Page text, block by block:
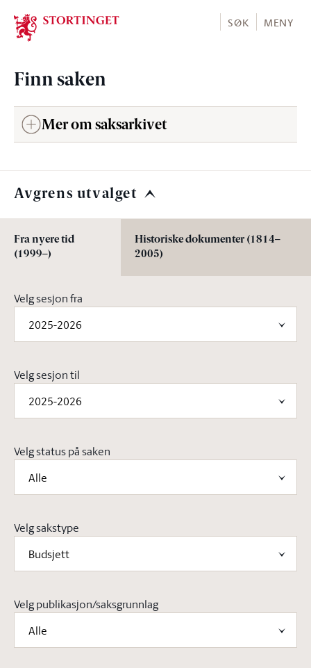
Stortinget.no
SØK MENY
Finn saken
Mer om saksarkivet
Avgrens utvalget
Fra nyere tid
(1999–)
Historiske dokumenter (1814–
2005)
Velg sesjon fra
2025-2026
Velg sesjon til
2025-2026
Velg status på saken
Alle
Velg sakstype
Budsjett
Velg publikasjon/saksgrunnlag
Alle